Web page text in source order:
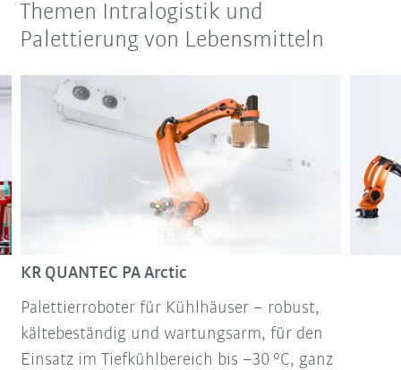
Themen Intralogistik und
Palettierung von Lebensmitteln
KR QUANTEC PA Arctic
Palettierroboter für Kühlhäuser – robust,
kältebeständig und wartungsarm, für den
Einsatz im Tiefkühlbereich bis –30 °C, ganz